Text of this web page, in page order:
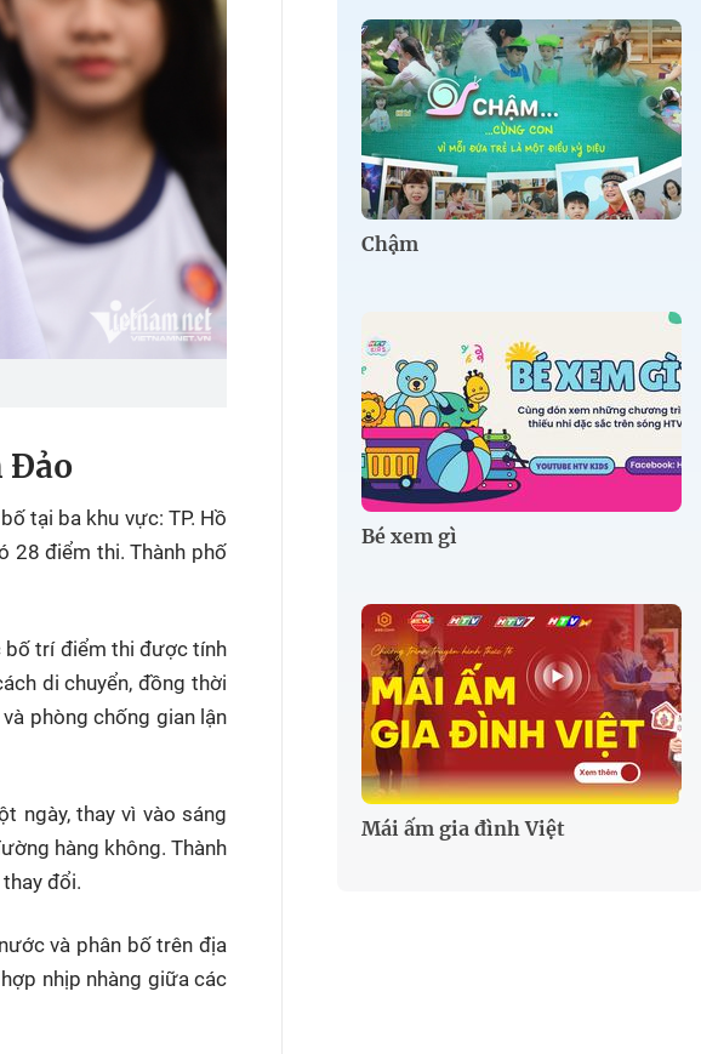
Đảo
tại ba khu vực: TP. Hồ
28 điểm thi. Thành phố
bố trí điểm thi được tính
di chuyển, đồng thời
phòng chống gian lận
ngày, thay vì vào sáng
hàng không. Thành
đổi.
và phân bố trên địa
nhịp nhàng giữa các
Chậm
Bé xem gì
Mái ấm gia đình Việt